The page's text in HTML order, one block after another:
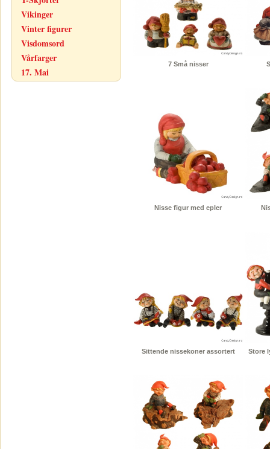
Vikinger
Vinter figurer
Visdomsord
Vårfarger
17. Mai
7 Små nisser
Nisse figur med epler
Sittende nissekoner assortert Store